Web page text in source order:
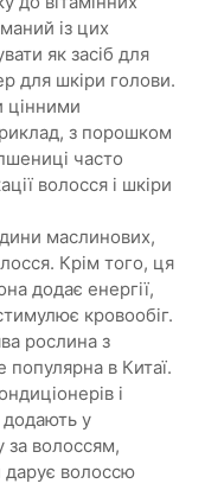
із цих
як засіб для
для шкіри голови.
цінними
з порошком
часто
волосся і шкіри
маслинових,
Крім того, ця
додає енергії,
кровообіг.
рослина з
в Китаї.
і
у
за волоссям,
дарує волоссю